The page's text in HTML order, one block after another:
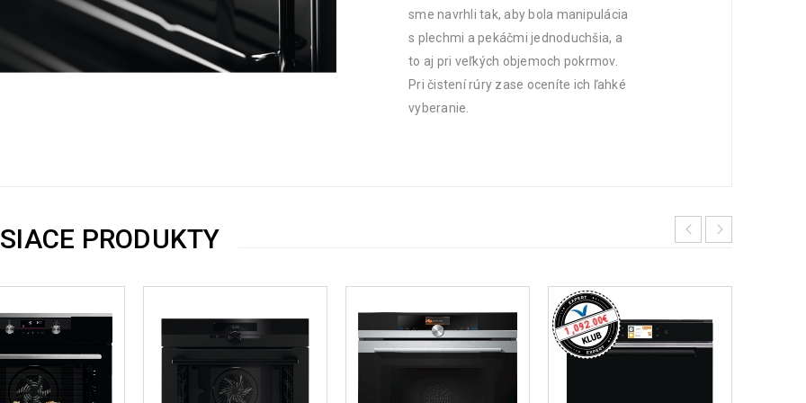
sme navrhli tak, aby bola manipulácia
s plechmi a pekáčmi jednoduchšia, a
to aj pri veľkých objemoch pokrmov.
Pri čistení rúry zase oceníte ich ľahké
vyberanie.
PRODUKTY
1,092.00€